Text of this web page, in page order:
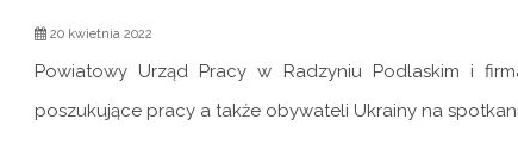
20 kwietnia 2022
Powiatowy Urząd Pracy w Radzyniu Podlaskim i
poszukujące pracy a także obywateli Ukrainy na